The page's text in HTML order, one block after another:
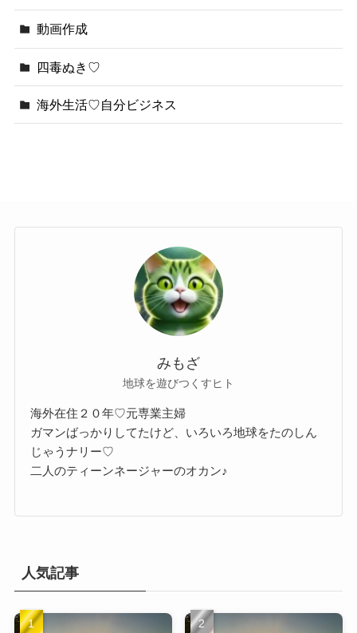
動画作成
四毒ぬき♡
海外生活♡自分ビジネス
みもざ
地球を遊びつくすヒト
海外在住２０年♡元専業主婦
ガマンばっかりしてたけど、いろいろ地球をたのしん
じゃうナリー♡
二人のティーンネージャーのオカン♪
人気記事